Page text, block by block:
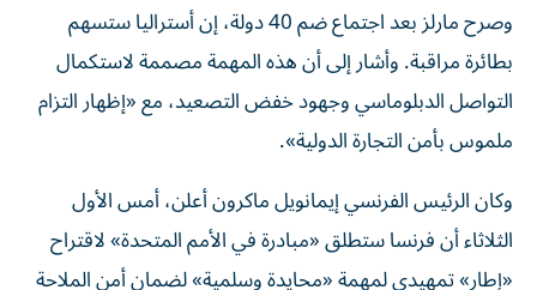
وصرح مارلز بعد اجتماع ضم 40 دولة، إن أستراليا ستسهم
بطائرة مراقبة. وأشار إلى أن هذه المهمة مصممة لاستكمال
التواصل الدبلوماسي وجهود خفض التصعيد، مع «إظهار التزام
ملموس بأمن التجارة الدولية».
وكان الرئيس الفرنسي إيمانويل ماكرون أعلن، أمس الأول
الثلاثاء أن فرنسا ستطلق «مبادرة في الأمم المتحدة» لاقتراح
«إطار» تمهيدي لمهمة «محايدة وسلمية» لضمان أمن الملاحة